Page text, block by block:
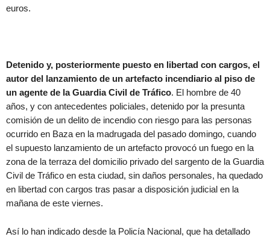
euros.
Detenido y, posteriormente puesto en libertad con cargos, el
autor del lanzamiento de un artefacto incendiario al piso de
un agente de la Guardia Civil de Tráfico. El hombre de 40
años, y con antecedentes policiales, detenido por la presunta
comisión de un delito de incendio con riesgo para las personas
ocurrido en Baza en la madrugada del pasado domingo, cuando
el supuesto lanzamiento de un artefacto provocó un fuego en la
zona de la terraza del domicilio privado del sargento de la Guardia
Civil de Tráfico en esta ciudad, sin daños personales, ha quedado
en libertad con cargos tras pasar a disposición judicial en la
mañana de este viernes.
Así lo han indicado desde la Policía Nacional, que ha detallado